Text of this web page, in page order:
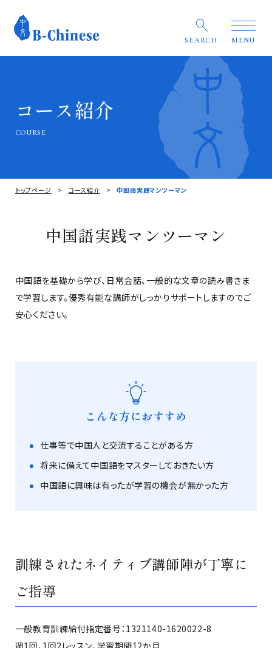
SEARCH MENU
コース紹介
COURSE
トップページ コース紹介 中国語実践マンツーマン
中国語実践マンツーマン
中国語を基礎から学び、日常会話、一般的な文章の読み書きま
で学習します。優秀有能な講師がしっかりサポートしますのでご
安心ください。
こんな方におすすめ
仕事等で中国人と交流することがある方
将来に備えて中国語をマスターしておきたい方
中国語に興味は有ったが学習の機会が無かった方
訓練されたネイティブ講師陣が丁寧に
ご指導
一般教育訓練給付指定番号：1321140-1620022-8
週1回、1回2レッスン、学習期間12か月